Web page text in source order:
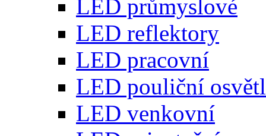
LED průmyslové
LED reflektory
LED pracovní
LED pouliční
LED venkovní